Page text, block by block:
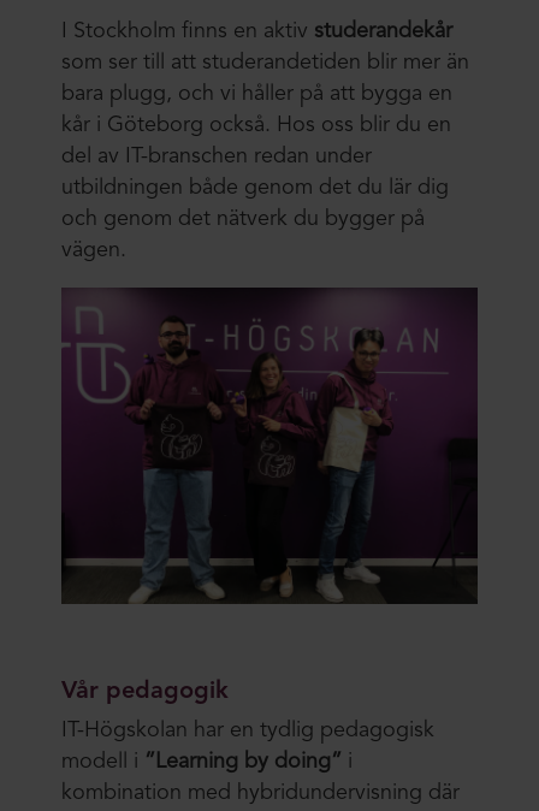
I Stockholm finns en aktiv studerandekår
som ser till att studerandetiden blir mer än
bara plugg, och vi håller på att bygga en
kår i Göteborg också. Hos oss blir du en
del av IT-branschen redan under
utbildningen både genom det du lär dig
och genom det nätverk du bygger på
vägen.
Vår pedagogik
IT-Högskolan har en tydlig pedagogisk
modell i ”Learning by doing” i
kombination med hybridundervisning där